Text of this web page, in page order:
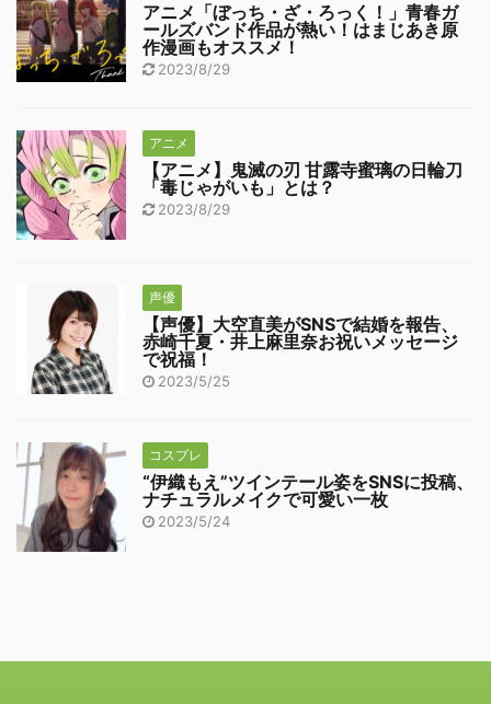
アニメ「ぼっち・ざ・ろっく！」青春ガ
ールズバンド作品が熱い！はまじあき原
作漫画もオススメ！
2023/8/29
アニメ
【アニメ】鬼滅の刃 甘露寺蜜璃の日輪刀
「毒じゃがいも」とは？
2023/8/29
声優
【声優】大空直美がSNSで結婚を報告、
赤崎千夏・井上麻里奈お祝いメッセージ
で祝福！
2023/5/25
コスプレ
“伊織もえ”ツインテール姿をSNSに投稿、
ナチュラルメイクで可愛い一枚
2023/5/24